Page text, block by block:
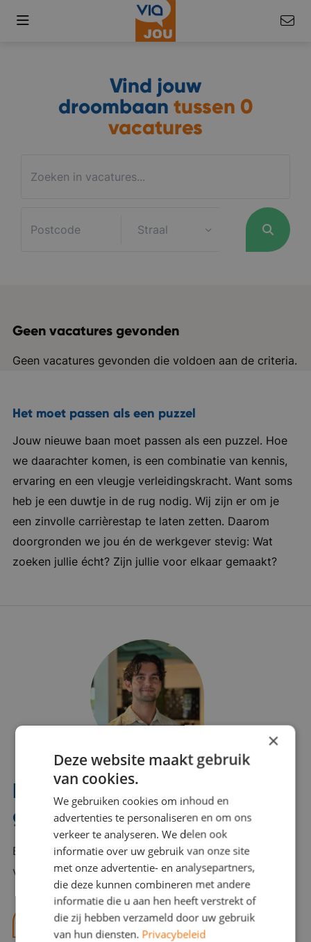
Vind jouw
droombaan tussen 0
vacatures
Geen vacatures gevonden
Geen vacatures gevonden die voldoen aan de criteria.
Het moet passen als een puzzel
Jouw nieuwe baan moet passen als een puzzel. Hoe
we daarachter komen, is een combinatie van kennis,
ervaring en een vleugje verleidingskracht. Want soms
heb je een duwtje in de rug nodig. Wij zijn er om je
een zinvolle carrièrestap te laten zetten. Daarom
doorgronden we jou én de werkgever stevig: Wat
zoeken jullie écht? Zijn jullie voor elkaar gemaakt?
Interesse? Benno helpt je
graag verder!
Bel of mail Benno met al jouw vragen. Benno staat
voor je klaar en helpt je graag!
benno@viajou.nl
×
Deze website maakt gebruik
van cookies.
We gebruiken cookies om inhoud en
advertenties te personaliseren en om ons
verkeer te analyseren. We delen ook
informatie over uw gebruik van onze site
met onze advertentie- en analysepartners,
die deze kunnen combineren met andere
informatie die u aan hen heeft verstrekt of
die zij hebben verzameld door uw gebruik
van hun diensten. Privacybeleid